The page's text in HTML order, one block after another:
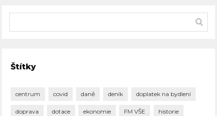
Štítky
centrum covid daně deník doplatek na bydlení
doprava dotace ekonomie FM VŠE historie